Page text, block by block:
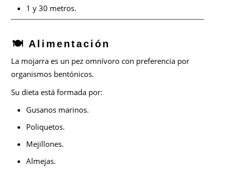
1 y 30 metros.
🍽️ Alimentación
La mojarra es un pez omnívoro con preferencia por
organismos bentónicos.
Su dieta está formada por:
Gusanos marinos.
Poliquetos.
Mejillones.
Almejas.